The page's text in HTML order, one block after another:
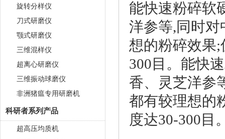
旋转分样仪
刀式研磨仪
颚式研磨仪
三维混样仪
超离心研磨仪
三维振动球磨仪
非洲猪瘟专用研磨机
科研者系列产品
超高压均质机
能快速粉碎软
洋参等,同时
想的粉碎效果;
300目。能快
香、灵芝洋参
都有较理想的
度达30-300目